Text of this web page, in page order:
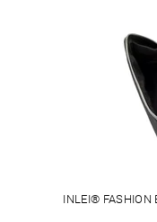
INLEI® FASHION